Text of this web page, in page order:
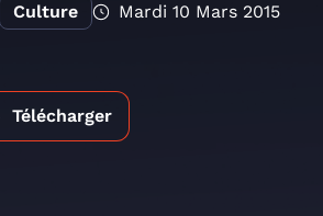
Culture Mardi 10 Mars 2015
Télécharger